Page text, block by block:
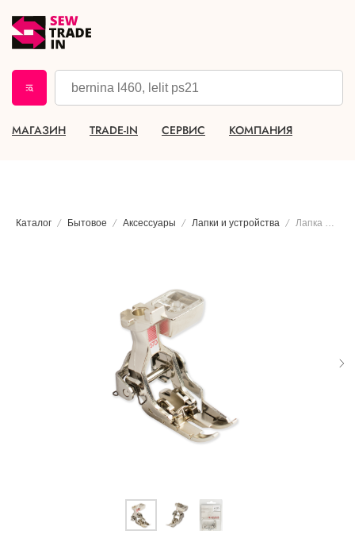
МАГАЗИН TRADE-IN СЕРВИС КОМПАНИЯ
Каталог Бытовое Аксессуары Лапки и устройства Лапка для пэчворка с направляющей Bernina #57D